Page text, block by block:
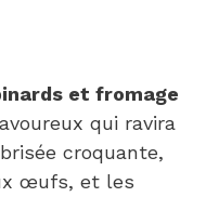
et fromage
qui ravira
croquante,
œufs, et les